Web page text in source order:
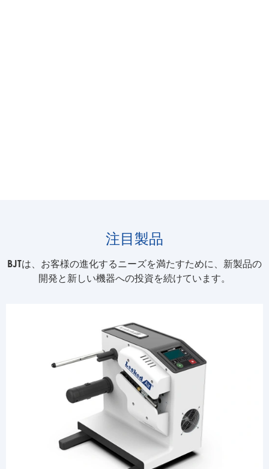
注目製品
BJTは、お客様の進化するニーズを満たすために、新製品の
開発と新しい機器への投資を続けています。